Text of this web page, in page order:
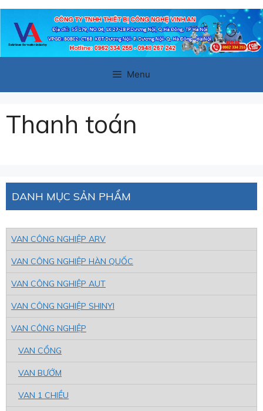
Chuyển
đến
Menu
Thanh toán
DANH MỤC SẢN PHẨM
VAN CÔNG NGHIỆP ARV
VAN CÔNG NGHIỆP HÀN QUỐC
VAN CÔNG NGHIỆP AUT
VAN CÔNG NGHIỆP SHINYI
VAN CÔNG NGHIỆP
VAN CỔNG
VAN BƯỚM
VAN 1 CHIỀU